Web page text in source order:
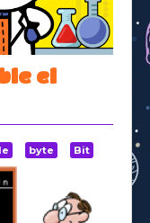
el
byte Bit